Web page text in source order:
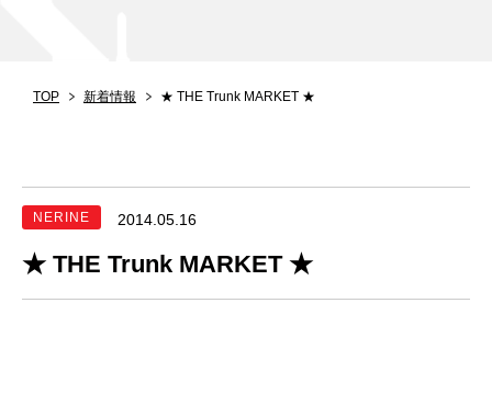
TOP 新着情報 ★ THE Trunk MARKET ★
NERINE 2014.05.16
★ THE Trunk MARKET ★